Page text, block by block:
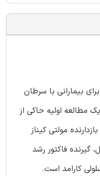
بیمارانی با سرطان
مطالعه اولیه حاکی از
مولتی کیناز
گیرنده فاکتور رشد